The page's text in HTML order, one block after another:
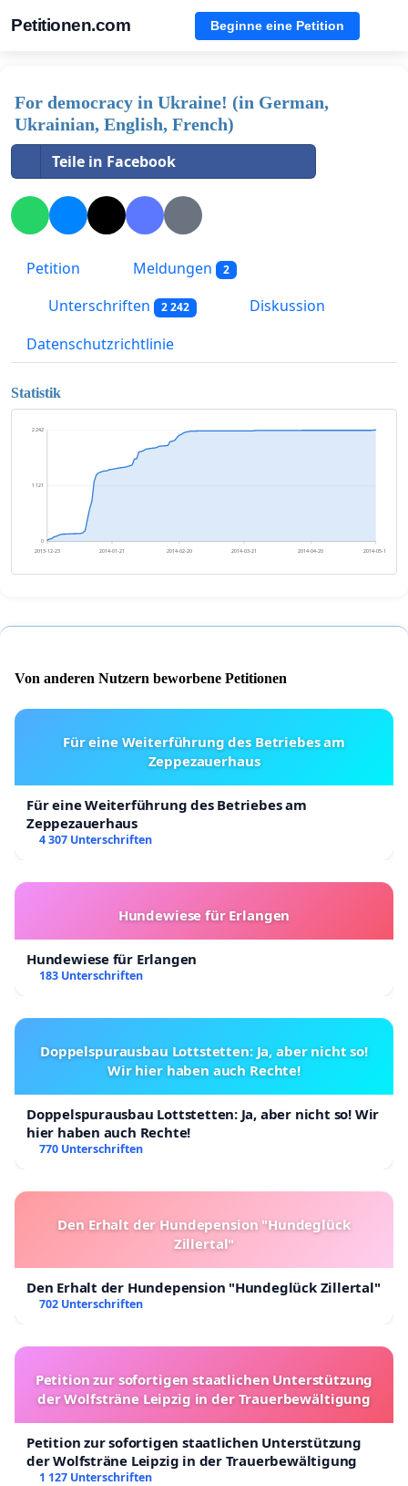
Petitionen.com Beginne eine Petition
For democracy in Ukraine! (in German,
Ukrainian, English, French)
Teile in Facebook
Petition Meldungen 2
Unterschriften 2 242
Diskussion
Datenschutzrichtlinie
Statistik
0
1 121
2 242
2013-12-23 2014-01-21 2014-02-20 2014-03-21 2014-04-20 2014-05-19
Von anderen Nutzern beworbene Petitionen
Für eine Weiterführung des Betriebes am
Zeppezauerhaus
Für eine Weiterführung des Betriebes am
Zeppezauerhaus
4 307 Unterschriften
Hundewiese für Erlangen
Hundewiese für Erlangen
183 Unterschriften
Doppelspurausbau Lottstetten: Ja, aber nicht so!
Wir hier haben auch Rechte!
Doppelspurausbau Lottstetten: Ja, aber nicht so! Wir
hier haben auch Rechte!
770 Unterschriften
Den Erhalt der Hundepension "Hundeglück
Zillertal"
Den Erhalt der Hundepension "Hundeglück Zillertal"
702 Unterschriften
Petition zur sofortigen staatlichen Unterstützung
der Wolfsträne Leipzig in der Trauerbewältigung
Petition zur sofortigen staatlichen Unterstützung
der Wolfsträne Leipzig in der Trauerbewältigung
1 127 Unterschriften